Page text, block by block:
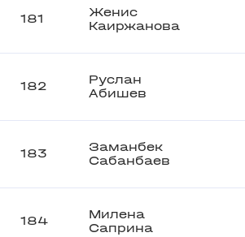
181
Женис
Каиржанова
182
Руслан
Абишев
183
Заманбек
Сабанбаев
184
Милена
Саприна